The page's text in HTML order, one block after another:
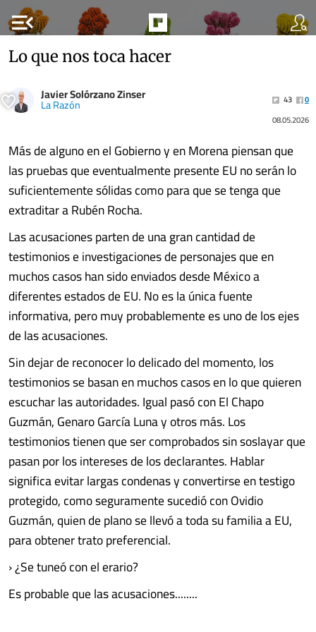
menu_open
Lo que nos toca hacer
Javier Solórzano Zinser
La Razón 43
0
08.05.2026
Más de alguno en el Gobierno y en Morena piensan que
las pruebas que eventualmente presente EU no serán lo
suficientemente sólidas como para que se tenga que
extraditar a Rubén Rocha.
Las acusaciones parten de una gran cantidad de
testimonios e investigaciones de personajes que en
muchos casos han sido enviados desde México a
diferentes estados de EU. No es la única fuente
informativa, pero muy probablemente es uno de los ejes
de las acusaciones.
Sin dejar de reconocer lo delicado del momento, los
testimonios se basan en muchos casos en lo que quieren
escuchar las autoridades. Igual pasó con El Chapo
Guzmán, Genaro García Luna y otros más. Los
testimonios tienen que ser comprobados sin soslayar que
pasan por los intereses de los declarantes. Hablar
significa evitar largas condenas y convertirse en testigo
protegido, como seguramente sucedió con Ovidio
Guzmán, quien de plano se llevó a toda su familia a EU,
para obtener trato preferencial.
› ¿Se tuneó con el erario?
Es probable que las acusaciones........